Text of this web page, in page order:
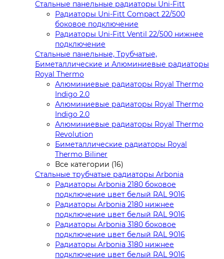
Стальные панельные радиаторы Uni-Fitt
Радиаторы Uni-Fitt Compact 22/500
боковое подключение
Радиаторы Uni-Fitt Ventil 22/500 нижнее
подключение
Стальные панельные, Трубчатые,
Биметаллические и Алюминиевые радиаторы
Royal Thermo
Алюминиевые радиаторы Royal Thermo
Indigo 2.0
Алюминиевые радиаторы Royal Thermo
Indigo 2.0
Алюминиевые радиаторы Royal Thermo
Revolution
Биметаллические радиаторы Royal
Thermo Biliner
Все категории (16)
Стальные трубчатые радиаторы Arbonia
Радиаторы Arbonia 2180 боковое
подключение цвет белый RAL 9016
Радиаторы Arbonia 2180 нижнее
подключение цвет белый RAL 9016
Радиаторы Arbonia 3180 боковое
подключение цвет белый RAL 9016
Радиаторы Arbonia 3180 нижнее
подключение цвет белый RAL 9016